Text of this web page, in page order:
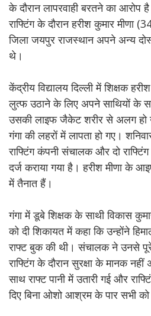
के दौरान लापरवाही बरतने का आरोप
राफ्टिंग के दौरान हरीश कुमार मीणा
जिला जयपुर राजस्थान अपने अन्य
थे।
केंद्रीय विद्यालय दिल्ली में शिक्षक
लुत्फ उठाने के लिए अपने साथियों के
उसकी लाइफ जैकेट शरीर से अलग हो
गंगा की लहरों में लापता हो गए।
राफ्टिंग कंपनी संचालक और दो
दर्ज कराया गया है। हरीश मीणा के
में तैनात हैं।
गंगा में डूबे शिक्षक के साथी विकास
को दी शिकायत में कहा कि उन्होंने
राफ्ट बुक की थी। संचालक ने उनसे
राफ्टिंग के दौरान सुरक्षा के मानक
साथ राफ्ट पानी में उतारी गई और
दिए बिना ओशो आश्रम के पार सभी को